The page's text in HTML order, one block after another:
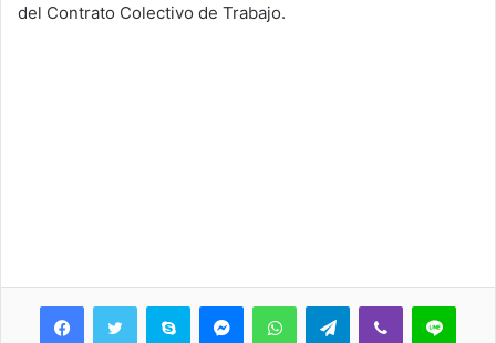
del Contrato Colectivo de Trabajo.
Skype MessengerWhatsAppTelegramViber Line